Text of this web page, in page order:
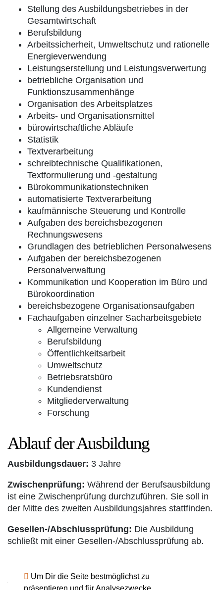
Um Dir die Seite bestmöglichst zu
Stellung des Ausbildungsbetriebes in der
Gesamtwirtschaft
Berufsbildung
Arbeitssicherheit, Umweltschutz und rationelle
Energieverwendung
Leistungserstellung und Leistungsverwertung
betriebliche Organisation und
Funktionszusammenhänge
Organisation des Arbeitsplatzes
Arbeits- und Organisationsmittel
bürowirtschaftliche Abläufe
Statistik
Textverarbeitung
schreibtechnische Qualifikationen,
Textformulierung und -gestaltung
Bürokommunikationstechniken
automatisierte Textverarbeitung
kaufmännische Steuerung und Kontrolle
Aufgaben des bereichsbezogenen
Rechnungswesens
Grundlagen des betrieblichen Personalwesens
Aufgaben der bereichsbezogenen
Personalverwaltung
Kommunikation und Kooperation im Büro und
Bürokoordination
bereichsbezogene Organisationsaufgaben
Fachaufgaben einzelner Sacharbeitsgebiete
Allgemeine Verwaltung
Berufsbildung
Öffentlichkeitsarbeit
Umweltschutz
Betriebsratsbüro
Kundendienst
Mitgliederverwaltung
Forschung
Ablauf der Ausbildung
Ausbildungsdauer: 3 Jahre
Zwischenprüfung: Während der Berufsausbildung
ist eine Zwischenprüfung durchzuführen. Sie soll in
der Mitte des zweiten Ausbildungsjahres stattfinden.
Gesellen-/Abschlussprüfung: Die Ausbildung
schließt mit einer Gesellen-/Abschlussprüfung ab.
Quelle: www.handwerk.de